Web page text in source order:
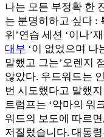
나는 모든 부정확 한
는 분명히하고 싶다 :
위’연습 세션 ‘이나’
대부 ‘이 없었으며 나
말했고 그는’오렌지
않았다. 우드워드는
번 시도했다고 말했
트럼프는 ‘악마의 워
워드의 보도에 따르
저질렀습니다. 대통령